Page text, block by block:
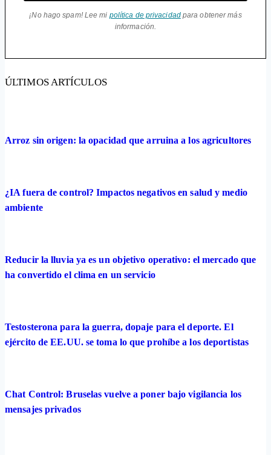
¡No hago spam! Lee mi política de privacidadpara obtener más
información.
ÚLTIMOS ARTÍCULOS
Arroz sin origen: la opacidad que arruina a los agricultores
¿IA fuera de control? Impactos negativos en salud y medio
ambiente
Reducir la lluvia ya es un objetivo operativo: el mercado que
ha convertido el clima en un servicio
Testosterona para la guerra, dopaje para el deporte. El
ejército de EE.UU. se toma lo que prohíbe a los deportistas
Chat Control: Bruselas vuelve a poner bajo vigilancia los
mensajes privados